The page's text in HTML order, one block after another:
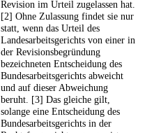
Revision im Urteil zugelassen hat.
[2] Ohne Zulassung findet sie nur
statt, wenn das Urteil des
Landesarbeitsgerichts von einer in
der Revisionsbegründung
bezeichneten Entscheidung des
Bundesarbeitsgerichts abweicht
und auf dieser Abweichung
beruht. [3] Das gleiche gilt,
solange eine Entscheidung des
Bundesarbeitsgerichts in der